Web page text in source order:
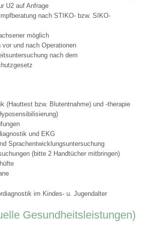
U2 auf Anfrage
nach STIKO- bzw. SIKO-
möglich
vor und nach Operationen
nach dem
(Hauttest bzw. Blutentnahme) und -therapie
und EKG
Sprachentwicklungsuntersuchung
(bitte 2 Handtücher mitbringen)
im Kindes- u. Jugendalter
Gesundheitsleistungen)